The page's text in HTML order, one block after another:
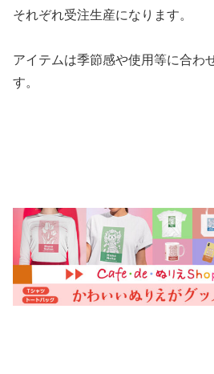
それぞれ受注生産になります。
アイテムは季節感や使用等に合わ
す。